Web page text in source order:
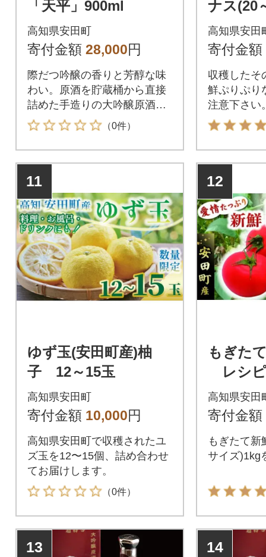
「天平」900ml
高知県安田町
寄付金額 28,000円
際だつ吟醸の香りと芳醇な味
わい。原酒を貯蔵桶から直接
詰めた手造りの大吟醸原酒で
す。
（0件）
ナス(20
高知県安田
寄付金額
収穫したそ
鮮ぷりぷり
注意下さい
11
ゆず玉(安田町産)柚
子 12～15玉
高知県安田町
寄付金額 10,000円
高知県安田町で収穫されたユ
ズ玉を12〜15個、詰め合わせ
てお届けします。
（0件）
12
もぎた
レシ
高知県安田
寄付金額
もぎたて新
サイズ)1kg
13 14